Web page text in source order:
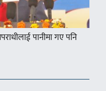
पानीमा गए पनि